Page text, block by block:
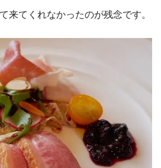
来てくれなかったのが残念です。